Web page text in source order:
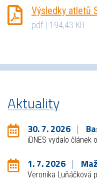
Výsledky atletů
pdf | 194,43 KB
Aktuality
30. 7. 2026
iDNES vydalo článek
1. 7. 2026
Veronika Luňáčková